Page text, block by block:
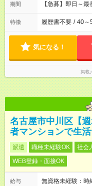
期間 【急募】即日～
特徴 履歴書不要 / 40～
気になる！
掲載
名古屋市中川区【
者マンションで生
派遣 職種未経験OK 社会
WEB登録・面接OK
給与
無資格未経験：